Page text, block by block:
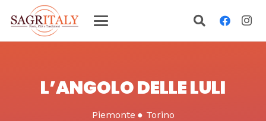
L’ANGOLO DELLE LULI
Piemonte ● Torino